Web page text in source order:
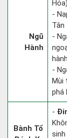
Ngũ
Hành
-
Tân
-
-
Mùi
phá
Bành Tổ
-